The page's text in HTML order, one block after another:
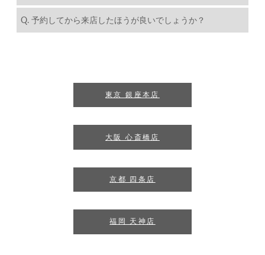
Q. 予約してから来店したほうが良いでしょうか？
東京 銀座本店
大阪 心斎橋店
京都 四条店
福岡 天神店